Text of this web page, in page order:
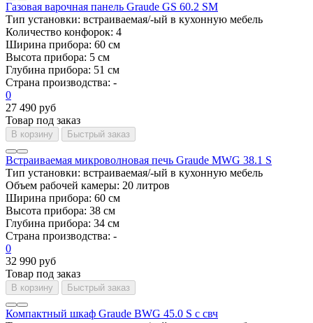
Газовая варочная панель Graude GS 60.2 SM
Тип установки: встраиваемая/-ый в кухонную мебель
Количество конфорок: 4
Ширина прибора: 60 см
Высота прибора: 5 см
Глубина прибора: 51 см
Страна производства: -
0
27 490 руб
Товар под заказ
В корзину Быстрый заказ
Встраиваемая микроволновая печь Graude MWG 38.1 S
Тип установки: встраиваемая/-ый в кухонную мебель
Объем рабочей камеры: 20 литров
Ширина прибора: 60 см
Высота прибора: 38 см
Глубина прибора: 34 см
Страна производства: -
0
32 990 руб
Товар под заказ
В корзину Быстрый заказ
Компактный шкаф Graude BWG 45.0 S с свч